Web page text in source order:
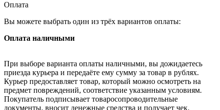
Оплата
Вы можете выбрать один из трёх вариантов оплаты:
Оплата наличными
При выборе варианта оплаты наличными, вы дожидаетесь
приезда курьера и передаёте ему сумму за товар в рублях.
Курьер предоставляет товар, который можно осмотреть на
предмет повреждений, соответствие указанным условиям.
Покупатель подписывает товаросопроводительные
документы, вносит денежные средства и получает чек.